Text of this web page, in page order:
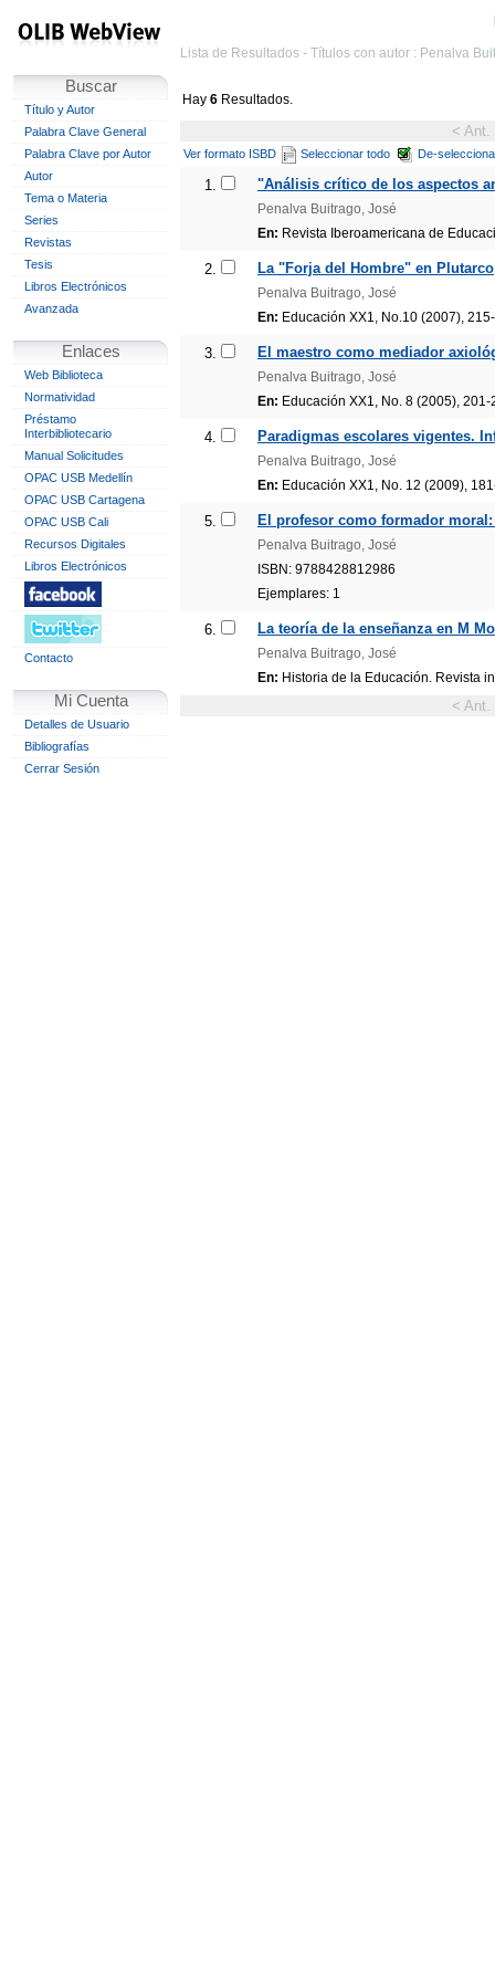
Buscar
Título y Autor
Palabra Clave General
Palabra Clave por Autor
Autor
Tema o Materia
Series
Revistas
Tesis
Libros Electrónicos
Avanzada
Enlaces
Web Biblioteca
Normatividad
Préstamo
Interbibliotecario
Manual Solicitudes
OPAC USB Medellín
OPAC USB Cartagena
OPAC USB Cali
Recursos Digitales
Libros Electrónicos
Contacto
Mi Cuenta
Detalles de Usuario
Bibliografías
Cerrar Sesión
Lista de Resultados - Títulos con autor : Penalva
Hay 6 Resultados.
< Ant.
Ver formato ISBD Seleccionar todo De-
1. "Análisis crítico de los aspectos
Penalva Buitrago, José
En: Revista Iberoamericana de
2. La "Forja del Hombre" en Plutarco
Penalva Buitrago, José
En: Educación XX1, No.10 (2007),
3. El maestro como mediador
Penalva Buitrago, José
En: Educación XX1, No. 8 (2005), 201-
4. Paradigmas escolares vigentes.
Penalva Buitrago, José
En: Educación XX1, No. 12 (2009),
5. El profesor como formador
Penalva Buitrago, José
ISBN: 9788428812986
Ejemplares: 1
6. La teoría de la enseñanza en M
Penalva Buitrago, José
En: Historia de la Educación. Revista
< Ant.